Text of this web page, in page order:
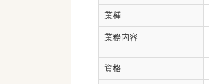
業種
業務内容
資格